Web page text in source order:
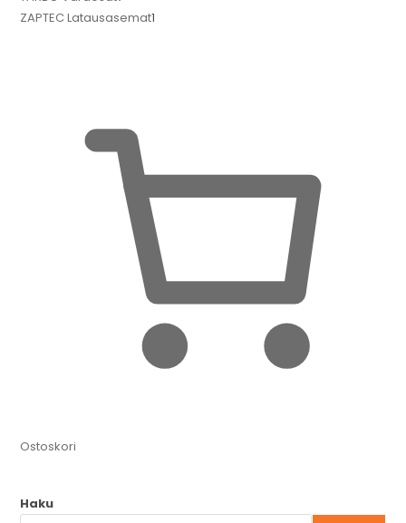
ZAPTEC Latausasemat1
Ostoskori
Haku